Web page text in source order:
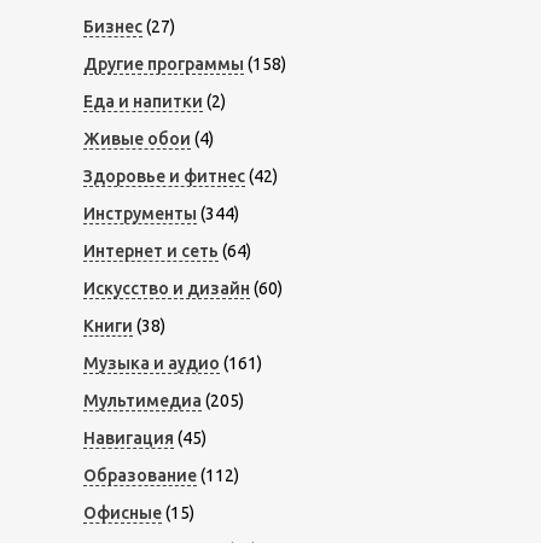
Бизнес(27)
Другие программы (158)
Еда и напитки (2)
Живые обои (4)
Здоровье и фитнес(42)
Инструменты (344)
Интернет и сеть (64)
Искусство и дизайн (60)
Книги (38)
Музыка и аудио (161)
Мультимедиа (205)
Навигация (45)
Образование(112)
Офисные(15)